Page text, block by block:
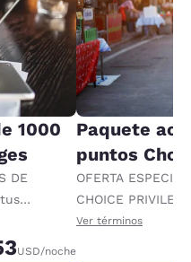
1000
DE
tus
USD/noche
Paquete
puntos
OFERTA
CHOICE
recompensas al
Ver términos